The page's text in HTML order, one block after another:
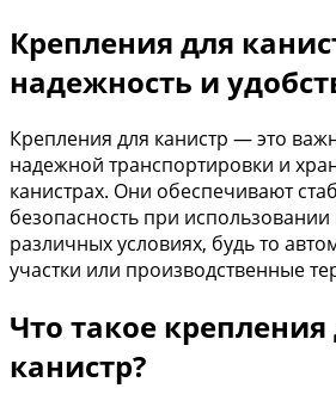
Крепления для
надежность и
Крепления для канистр — это
надежной транспортировки и
канистрах. Они обеспечивают
безопасность при использовании
различных условиях, будь то
участки или производственные
Что такое крепления
канистр?